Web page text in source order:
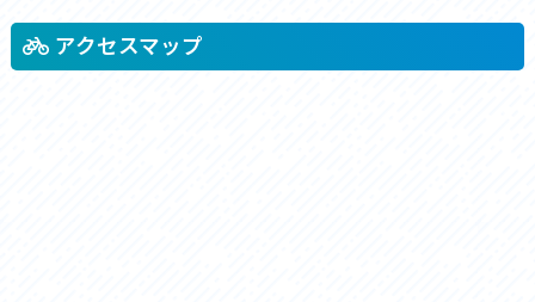
アクセスマップ